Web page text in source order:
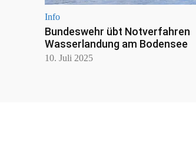
Info
Bundeswehr übt Notverfahren
Wasserlandung am Bodensee
10. Juli 2025